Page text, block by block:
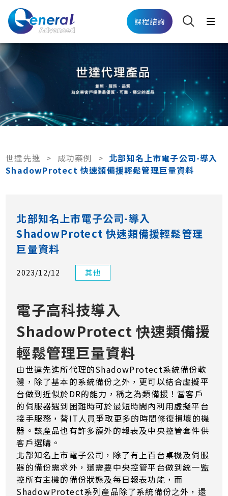
課程諮詢
世達先進 > 成功案例 > 北部知名上市電子公司-導入
ShadowProtect 快速類備援輕鬆管理巨量資料
北部知名上市電子公司-導入
ShadowProtect 快速類備援輕鬆管理
巨量資料
2023/12/12 其他
電子高科技導入
ShadowProtect 快速類備援
輕鬆管理巨量資料
由世達先進所代理的ShadowProtect系統備份軟
體，除了基本的系統備份之外，更可以結合虛擬平
台做到近似於DR的能力，稱之為類備援！當客戶
的伺服器遇到困難時可於最短時間內利用虛擬平台
接手服務，替IT人員爭取更多的時間修復損壞的機
器。該產品也有許多額外的報表及中央控管套件供
客戶選購。
北部知名上市電子公司，除了有上百台桌機及伺服
器的備份需求外，還需要中央控管平台做到統一監
控所有主機的備份狀態及每日報表功能，而
ShadowProtect系列產品除了系統備份之外，還